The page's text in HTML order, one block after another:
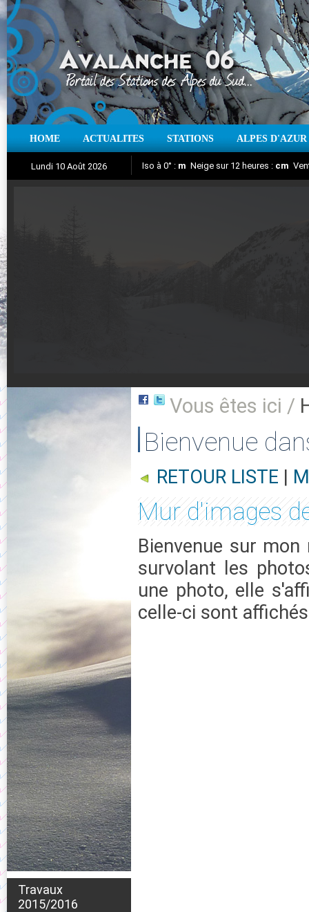
HOME ACTUALITES STATIONS ALPES D'AZUR
Lundi 10 Août 2026 Iso à 0° : m Neige sur 12 heures : cm
Travaux
2015/2016
Vous êtes ici /
Bienvenue
RETOUR LISTE |
Mur d'images
Bienvenue sur
survolant les
une photo, elle
celle-ci sont